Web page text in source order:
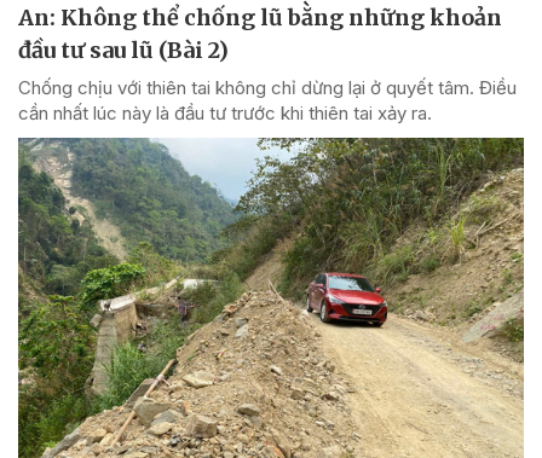
An: Không thể chống lũ bằng những khoản
đầu tư sau lũ (Bài 2)
Chống chịu với thiên tai không chỉ dừng lại ở quyết tâm. Điều
cần nhất lúc này là đầu tư trước khi thiên tai xảy ra.